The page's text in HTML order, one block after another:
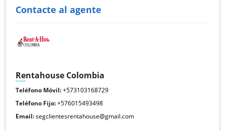
Contacte al agente
Rentahouse Colombia
Teléfono Móvil:+573103168729
Teléfono Fijo:+576015493498
Email:segclientesrentahouse@gmail.com